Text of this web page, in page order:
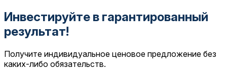
Инвестируйте в гарантированный
результат!
Получите индивидуальное ценовое предложение без
каких-либо обязательств.